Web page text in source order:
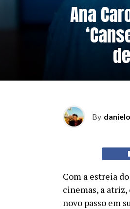
Ana
By
Com a estreia
cinemas, a
novo passo em